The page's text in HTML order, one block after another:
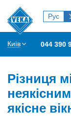
Рус
Київ 044 390
Різниця
якісне